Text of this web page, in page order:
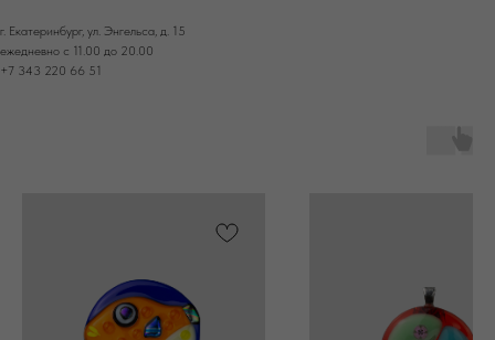
г. Екатеринбург, ул. Энгельса, д. 15
ежедневно с 11.00 до 20.00
+7 343 220 66 51